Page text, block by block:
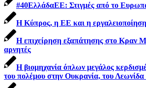
#40ΕλλάδαΕΕ: Στιγμές από το
Η Κύπρος, η ΕΕ και η
Η επιχείρηση εξαπάτησης στο Κραν
αρνητές
Η βιομηχανία όπλων μεγάλος
του πολέμου στην Ουκρανία, του